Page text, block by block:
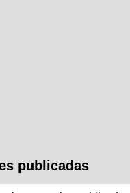
publicadas